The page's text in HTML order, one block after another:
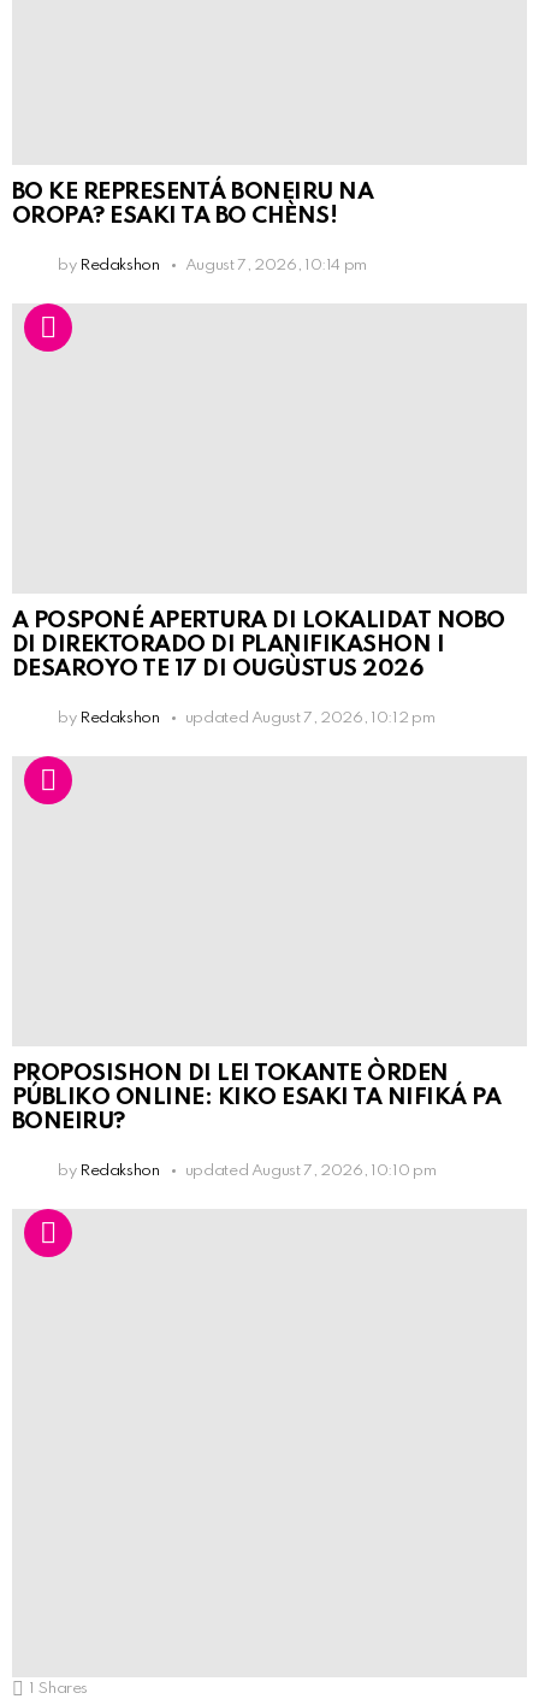
BO KE REPRESENTÁ BONEIRU NA
OROPA? ESAKI TA BO CHÈNS!
by Redakshon August 7, 2026, 10:14 pm
A POSPONÉ APERTURA DI LOKALIDAT NOBO
DI DIREKTORADO DI PLANIFIKASHON I
DESAROYO TE 17 DI OUGÙSTUS 2026
by Redakshon updated August 7, 2026, 10:12 pm
PROPOSISHON DI LEI TOKANTE ÒRDEN
PÚBLIKO ONLINE: KIKO ESAKI TA NIFIKÁ PA
BONEIRU?
by Redakshon updated August 7, 2026, 10:10 pm
Shares